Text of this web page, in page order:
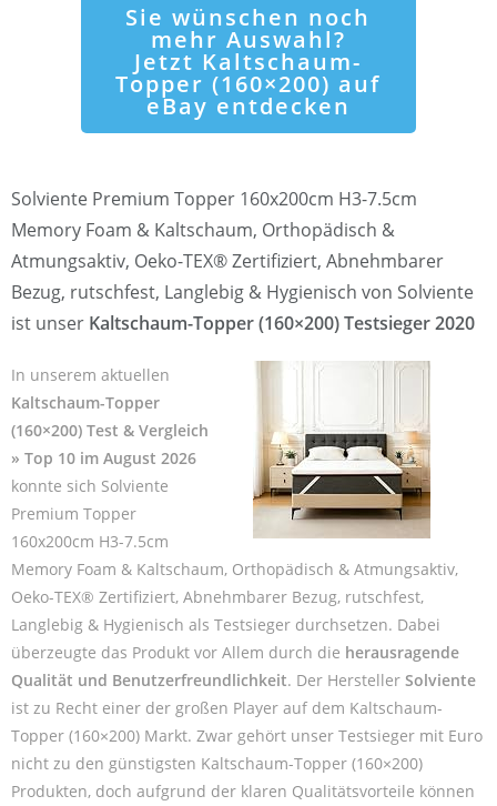
Sie wünschen noch
mehr Auswahl?
Jetzt Kaltschaum-
Topper (160×200) auf
eBay entdecken
Solviente Premium Topper 160x200cm H3-7.5cm
Memory Foam & Kaltschaum, Orthopädisch &
Atmungsaktiv, Oeko-TEX® Zertifiziert, Abnehmbarer
Bezug, rutschfest, Langlebig & Hygienisch von Solviente
ist unser Kaltschaum-Topper (160×200) Testsieger 2020
In unserem aktuellen
Kaltschaum-Topper
(160×200) Test & Vergleich
» Top 10 im August 2026
konnte sich Solviente
Premium Topper
160x200cm H3-7.5cm
Memory Foam & Kaltschaum, Orthopädisch & Atmungsaktiv,
Oeko-TEX® Zertifiziert, Abnehmbarer Bezug, rutschfest,
Langlebig & Hygienisch als Testsieger durchsetzen. Dabei
überzeugte das Produkt vor Allem durch die herausragende
Qualität und Benutzerfreundlichkeit. Der Hersteller Solviente
ist zu Recht einer der großen Player auf dem Kaltschaum-
Topper (160×200) Markt. Zwar gehört unser Testsieger mit Euro
nicht zu den günstigsten Kaltschaum-Topper (160×200)
Produkten, doch aufgrund der klaren Qualitätsvorteile können